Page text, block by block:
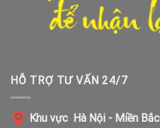
HỖ TRỢ TƯ VẤN 24/7
Khu vực Hà Nội - Miền Bắc